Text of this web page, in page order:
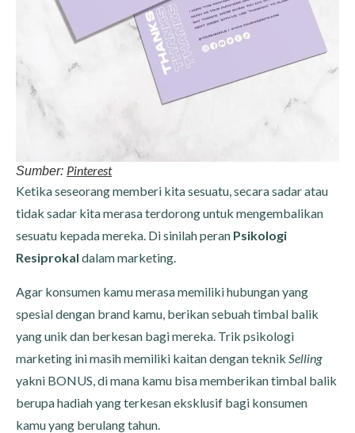
Sumber: Pinterest
Ketika seseorang memberi kita sesuatu, secara sadar atau
tidak sadar kita merasa terdorong untuk mengembalikan
sesuatu kepada mereka. Di sinilah peran Psikologi
Resiprokal dalam marketing.
Agar konsumen kamu merasa memiliki hubungan yang
spesial dengan brand kamu, berikan sebuah timbal balik
yang unik dan berkesan bagi mereka. Trik psikologi
marketing ini masih memiliki kaitan dengan teknik Selling
yakni BONUS, di mana kamu bisa memberikan timbal balik
berupa hadiah yang terkesan eksklusif bagi konsumen
kamu yang berulang tahun.